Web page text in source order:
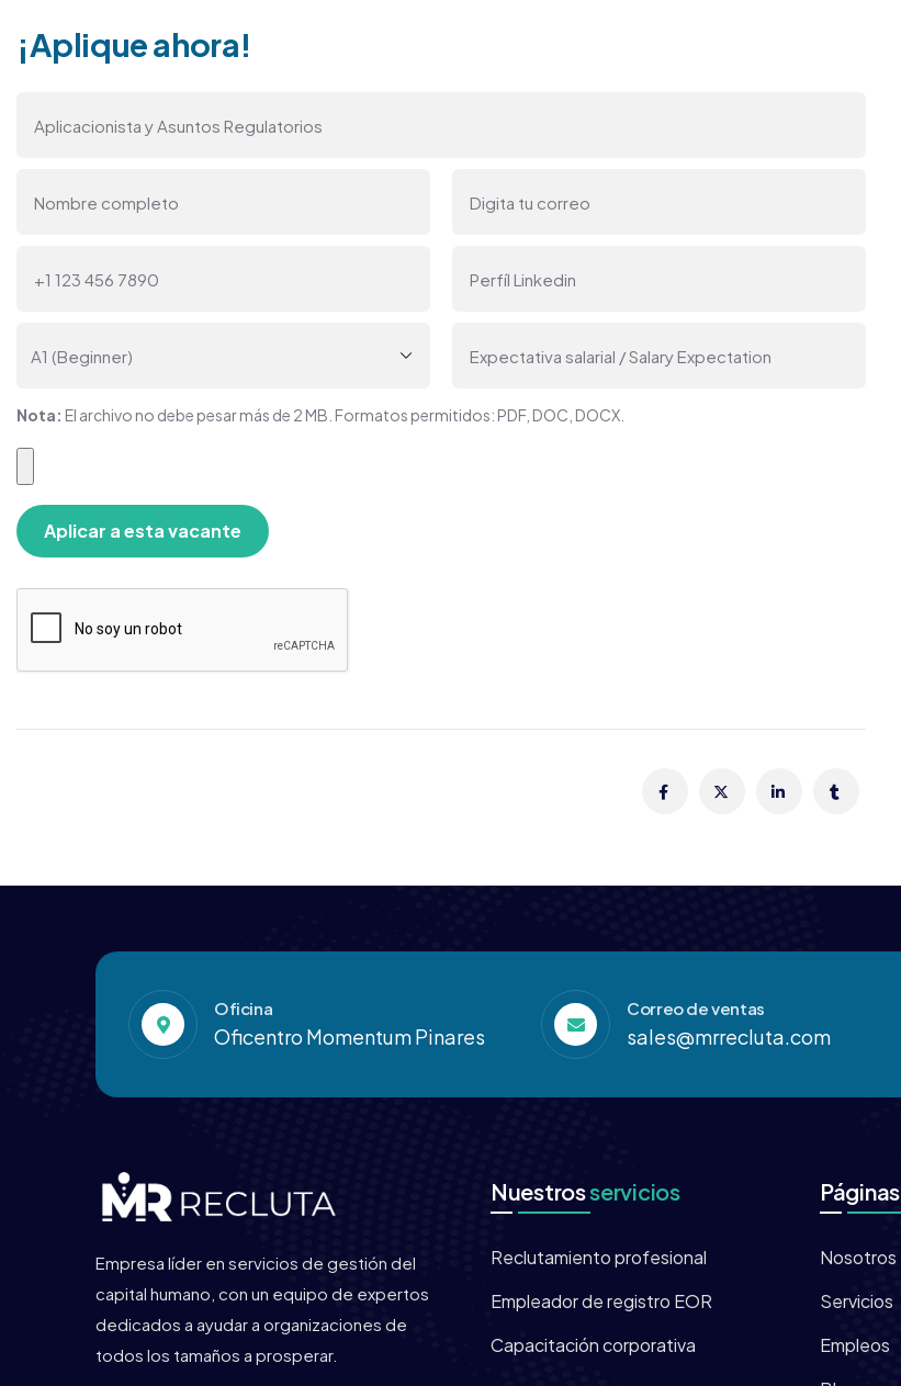
¡Aplique ahora!
Nota: El archivo no debe pesar más de 2 MB. Formatos permitidos: PDF, DOC, DOCX.
Oficina
Oficentro Momentum Pinares
Correo de ventas
sales@mrrecluta.com
Empresa líder en servicios de gestión del
capital humano, con un equipo de expertos
dedicados a ayudar a organizaciones de
todos los tamaños a prosperar.
Nuestrosservicios
Reclutamiento profesional
Empleador de registro EOR
Capacitación corporativa
Páginas
Nosotros
Servicios
Empleos